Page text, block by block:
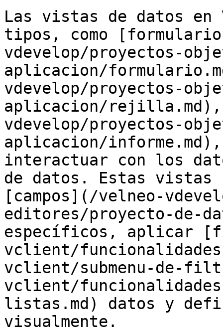
Las vistas de datos en
tipos, como
vdevelop/proyectos-
aplicacion/
vdevelop/proyectos-
aplicacion/
vdevelop/proyectos-
aplicacion/
interactuar con los
de datos. Estas vistas
[campos](/velneo-
editores/proyecto-de-
específicos, aplicar
vclient/
vclient/submenu-de-
vclient/
listas.md) datos y
visualmente.